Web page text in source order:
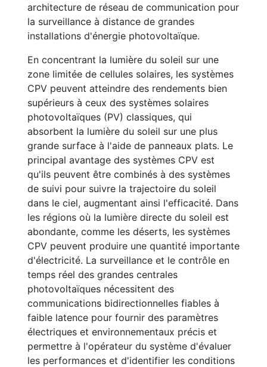
architecture de réseau de communication pour
la surveillance à distance de grandes
installations d'énergie photovoltaïque.
En concentrant la lumière du soleil sur une
zone limitée de cellules solaires, les systèmes
CPV peuvent atteindre des rendements bien
supérieurs à ceux des systèmes solaires
photovoltaïques (PV) classiques, qui
absorbent la lumière du soleil sur une plus
grande surface à l'aide de panneaux plats. Le
principal avantage des systèmes CPV est
qu'ils peuvent être combinés à des systèmes
de suivi pour suivre la trajectoire du soleil
dans le ciel, augmentant ainsi l'efficacité. Dans
les régions où la lumière directe du soleil est
abondante, comme les déserts, les systèmes
CPV peuvent produire une quantité importante
d'électricité. La surveillance et le contrôle en
temps réel des grandes centrales
photovoltaïques nécessitent des
communications bidirectionnelles fiables à
faible latence pour fournir des paramètres
électriques et environnementaux précis et
permettre à l'opérateur du système d'évaluer
les performances et d'identifier les conditions